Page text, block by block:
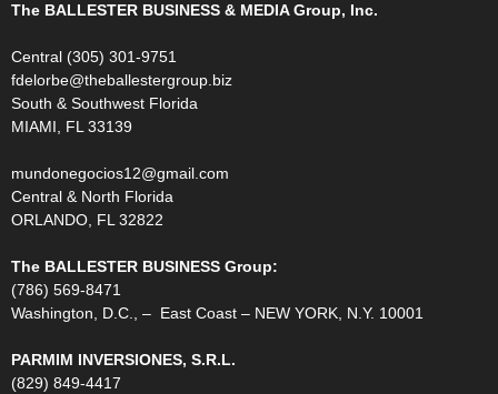
The BALLESTER BUSINESS & MEDIA Group, Inc.
Central (305) 301-9751
fdelorbe@theballestergroup.biz
South & Southwest Florida
MIAMI, FL 33139
mundonegocios12@gmail.com
Central & North Florida
ORLANDO, FL 32822
The BALLESTER BUSINESS Group:
(786) 569-8471
Washington, D.C., – East Coast – NEW YORK, N.Y. 10001
PARMIM INVERSIONES, S.R.L.
(829) 849-4417